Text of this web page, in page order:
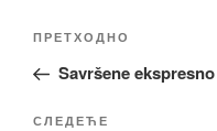
Кретање
Претходни
чланак
ПРЕТХОДНО
Savršene
Следећи
СЛЕДЕЋЕ